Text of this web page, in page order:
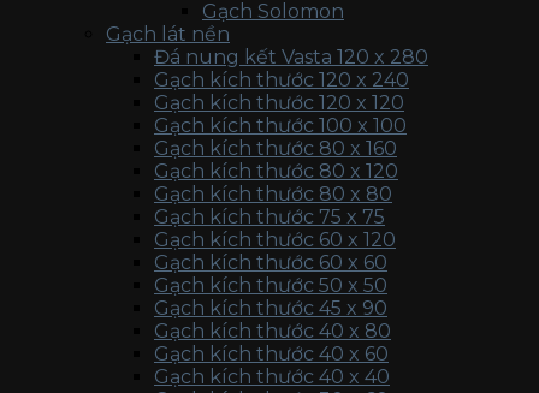
Gạch Solomon
Gạch lát nền
Đá nung kết Vasta 120 x 280
Gạch kích thước 120 x 240
Gạch kích thước 120 x 120
Gạch kích thước 100 x 100
Gạch kích thước 80 x 160
Gạch kích thước 80 x 120
Gạch kích thước 80 x 80
Gạch kích thước 75 x 75
Gạch kích thước 60 x 120
Gạch kích thước 60 x 60
Gạch kích thước 50 x 50
Gạch kích thước 45 x 90
Gạch kích thước 40 x 80
Gạch kích thước 40 x 60
Gạch kích thước 40 x 40